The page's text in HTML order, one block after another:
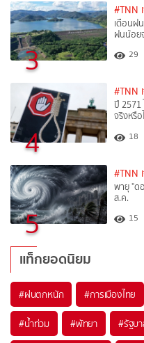
3
#TNN
เตือนฝ
ฝนน้อย
29
4
#TNN
ปี 2571
จริงหรือ
18
5
#TNN
พายุ "ด
ส.ค.
15
แท็กยอดนิยม
#ฝนตกหนัก #การเมืองไทย
#น้ำท่วม #พัทยา #รัฐบ